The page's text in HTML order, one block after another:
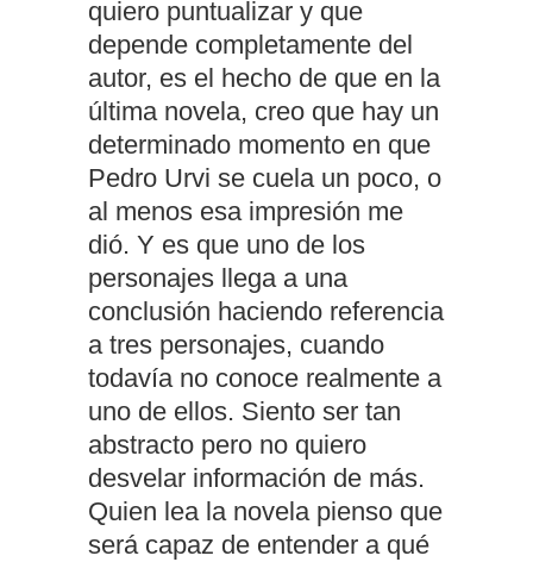
quiero puntualizar y que
depende completamente del
autor, es el hecho de que en la
última novela, creo que hay un
determinado momento en que
Pedro Urvi se cuela un poco, o
al menos esa impresión me
dió. Y es que uno de los
personajes llega a una
conclusión haciendo referencia
a tres personajes, cuando
todavía no conoce realmente a
uno de ellos. Siento ser tan
abstracto pero no quiero
desvelar información de más.
Quien lea la novela pienso que
será capaz de entender a qué